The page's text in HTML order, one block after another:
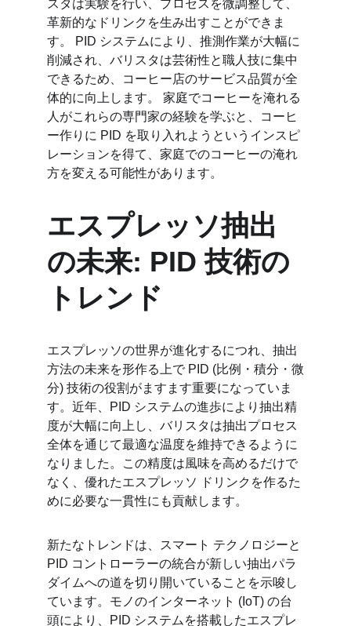
スタは実験を行い、プロセスを微調整して、
革新的なドリンクを生み出すことができま
す。 PID システムにより、推測作業が大幅に
削減され、バリスタは芸術性と職人技に集中
できるため、コーヒー店のサービス品質が全
体的に向上します。 家庭でコーヒーを淹れる
人がこれらの専門家の経験を学ぶと、コーヒ
ー作りに PID を取り入れようというインスピ
レーションを得て、家庭でのコーヒーの淹れ
方を変える可能性があります。
エスプレッソ抽出
の未来: PID 技術の
トレンド
エスプレッソの世界が進化するにつれ、抽出
方法の未来を形作る上で PID (比例・積分・微
分) 技術の役割がますます重要になっていま
す。近年、PID システムの進歩により抽出精
度が大幅に向上し、バリスタは抽出プロセス
全体を通じて最適な温度を維持できるように
なりました。この精度は風味を高めるだけで
なく、優れたエスプレッソ ドリンクを作るた
めに必要な一貫性にも貢献します。
新たなトレンドは、スマート テクノロジーと
PID コントローラーの統合が新しい抽出パラ
ダイムへの道を切り開いていることを示唆し
ています。モノのインターネット (IoT) の台
頭により、PID システムを搭載したエスプレ